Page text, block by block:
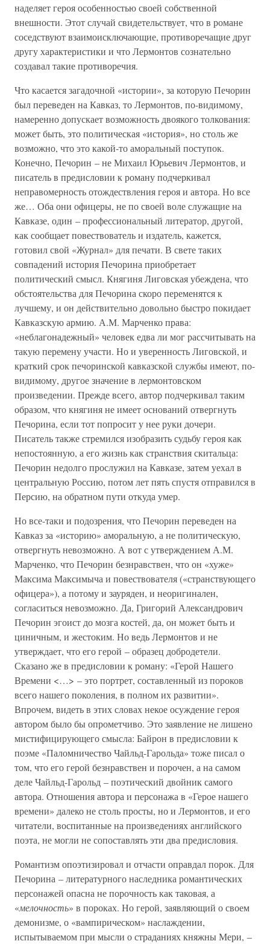
наделяет героя особенностью своей собственной
внешности. Этот случай свидетельствует, что в романе
соседствуют взаимоисключающие, противоречащие друг
другу характеристики и что Лермонтов сознательно
создавал такие противоречия.
Что касается загадочной «истории», за которую Печорин
был переведен на Кавказ, то Лермонтов, по-видимому,
намеренно допускает возможность двоякого толкования:
может быть, это политическая «история», но столь же
возможно, что это какой-то аморальный поступок.
Конечно, Печорин – не Михаил Юрьевич Лермонтов, и
писатель в предисловии к роману подчеркивал
неправомерность отождествления героя и автора. Но все
же… Оба они офицеры, не по своей воле служащие на
Кавказе, один – профессиональный литератор, другой,
как сообщает повествователь и издатель, кажется,
готовил свой «Журнал» для печати. В свете таких
совпадений история Печорина приобретает
политический смысл. Княгиня Лиговская убеждена, что
обстоятельства для Печорина скоро переменятся к
лучшему, и он действительно довольно быстро покидает
Кавказскую армию. А.М. Марченко права:
«неблагонадежный» человек едва ли мог рассчитывать на
такую перемену участи. Но и уверенность Лиговской, и
краткий срок печоринской кавказской службы имеют, по-
видимому, другое значение в лермонтовском
произведении. Прежде всего, автор подчеркивал таким
образом, что княгиня не имеет оснований отвергнуть
Печорина, если тот попросит у нее руки дочери.
Писатель также стремился изобразить судьбу героя как
непостоянную, а его жизнь как странствия скитальца:
Печорин недолго прослужил на Кавказе, затем уехал в
центральную Россию, потом лет пять спустя отправился в
Персию, на обратном пути откуда умер.
Но все-таки и подозрения, что Печорин переведен на
Кавказ за «историю» аморальную, а не политическую,
отвергнуть невозможно. А вот с утверждением А.М.
Марченко, что Печорин безнравствен, что он «хуже»
Максима Максимыча и повествователя («странствующего
офицера»), а потому и зауряден, и неоригинален,
согласиться невозможно. Да, Григорий Александрович
Печорин эгоист до мозга костей, да, он может быть и
циничным, и жестоким. Но ведь Лермонтов и не
утверждает, что его герой – образец добродетели.
Сказано же в предисловии к роману: «Герой Нашего
Времени <…> – это портрет, составленный из пороков
всего нашего поколения, в полном их развитии».
Впрочем, видеть в этих словах некое осуждение героя
автором было бы опрометчиво. Это заявление не лишено
мистифицирующего смысла: Байрон в предисловии к
поэме «Паломничество Чайльд-Гарольда» тоже писал о
том, что его герой безнравствен и порочен, а на самом
деле Чайльд-Гарольд – поэтический двойник самого
автора. Отношения автора и персонажа в «Герое нашего
времени» далеко не столь просты, но и Лермонтов, и его
читатели, воспитанные на произведениях английского
поэта, не могли не сопоставлять эти два предисловия.
Романтизм опоэтизировал и отчасти оправдал порок. Для
Печорина – литературного наследника романтических
персонажей опасна не порочность как таковая, а
«мелочность» в пороках. Но герой, заявляющий о своем
демонизме, о «вампирическом» наслаждении,
испытываемом при мысли о страданиях княжны Мери, –